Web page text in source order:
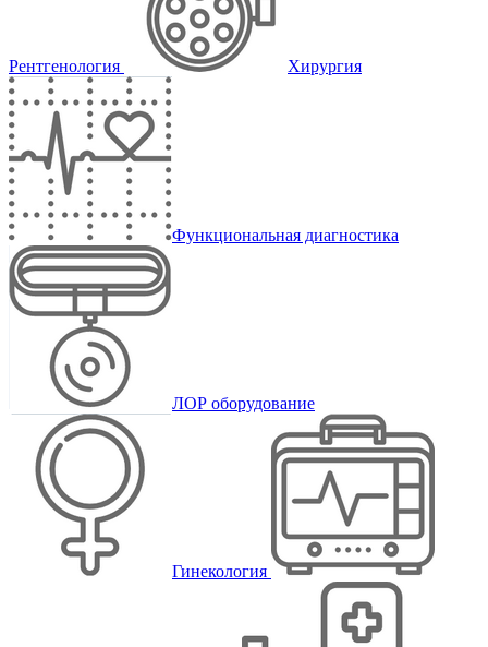
Рентгенология Хирургия
Функциональная диагностика
ЛОР оборудование
Гинекология